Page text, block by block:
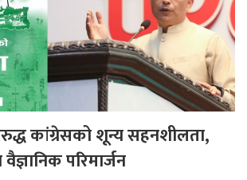
कांग्रेसको शून्य सहनशीलता,
परिमार्जन